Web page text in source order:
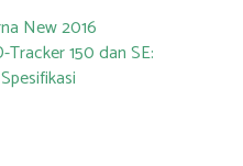
New 2016
Tracker 150 dan SE: